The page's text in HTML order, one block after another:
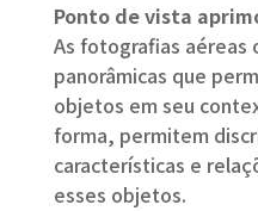
Ponto de vista
As fotografias aéreas
panorâmicas que
objetos em seu
forma, permitem
características e
esses objetos.